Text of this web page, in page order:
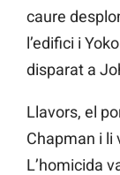
caure
l’edifici i
disparat a
Llavors, el
Chapman i li
L’homicida